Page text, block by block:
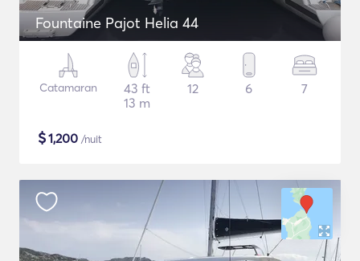
Fountaine Pajot Helia 44
Catamaran
43 ft
13 m
12 6 7
$1,200 /nuit